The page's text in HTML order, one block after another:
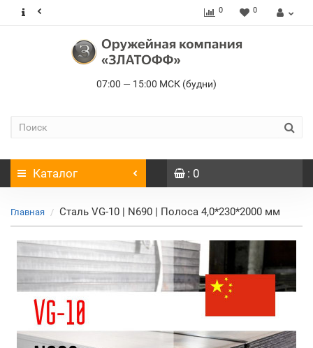
0 0
07:00 — 15:00 МСК (будни)
Каталог : 0
Главная Сталь VG-10 | N690 | Полоса 4,0*230*2000 мм